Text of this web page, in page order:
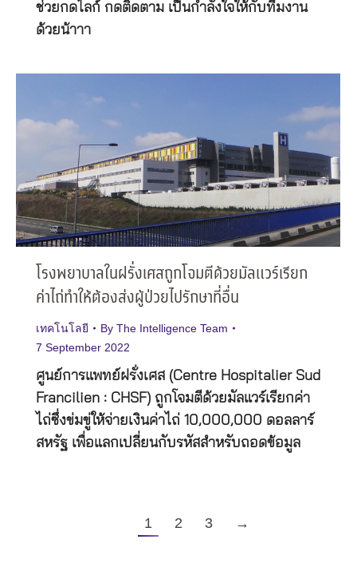
ช่วยกดไลก์ กดติดตาม เป็นกำลังใจให้กับทีมงาน
ด้วยน้าาา
โรงพยาบาลในฝรั่งเศสถูกโจมตีด้วยมัลแวร์เรียก
ค่าไถ่ทำให้ต้องส่งผู้ป่วยไปรักษาที่อื่น
เทคโนโลยี By The Intelligence Team
7 September 2022
ศูนย์การแพทย์ฝรั่งเศส (Centre Hospitalier Sud
Francilien : CHSF) ถูกโจมตีด้วยมัลแวร์เรียกค่า
ไถ่ซึ่งข่มขู่ให้จ่ายเงินค่าไถ่ 10,000,000 ดอลลาร์
สหรัฐ เพื่อแลกเปลี่ยนกับรหัสสำหรับถอดข้อมูล
1 2 3 →